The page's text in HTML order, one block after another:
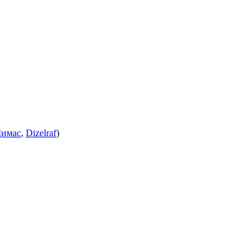
, Dizelraf)